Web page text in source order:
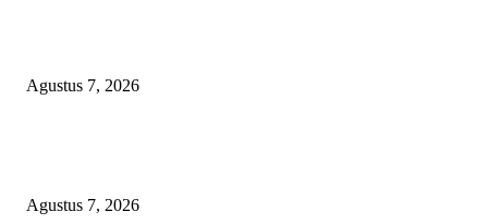
Agustus 7, 2026
Agustus 7, 2026